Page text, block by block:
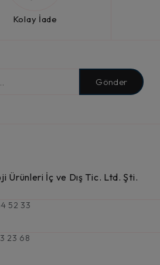
Kolay İade
Gönder
Ürünleri İç ve Dış Tic. Ltd. Şti.
52 33
23 68